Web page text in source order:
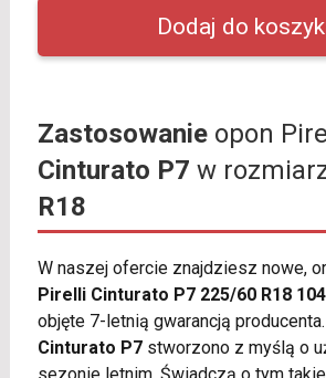
Zastosowanieopon
Cinturato P7 w
R18
W naszej ofercie znajdziesz nowe,
Pirelli Cinturato P7 225/60 R18 104
objęte 7-letnią gwarancją
Cinturato P7stworzono z myślą o